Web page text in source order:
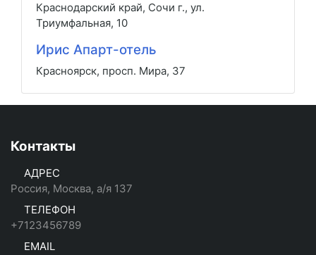
Краснодарский край, Сочи г., ул.
Триумфальная, 10
Ирис Апарт-отель
Красноярск, просп. Мира, 37
Контакты
АДРЕС
Россия, Москва, а/я 137
ТЕЛЕФОН
+7123456789
EMAIL